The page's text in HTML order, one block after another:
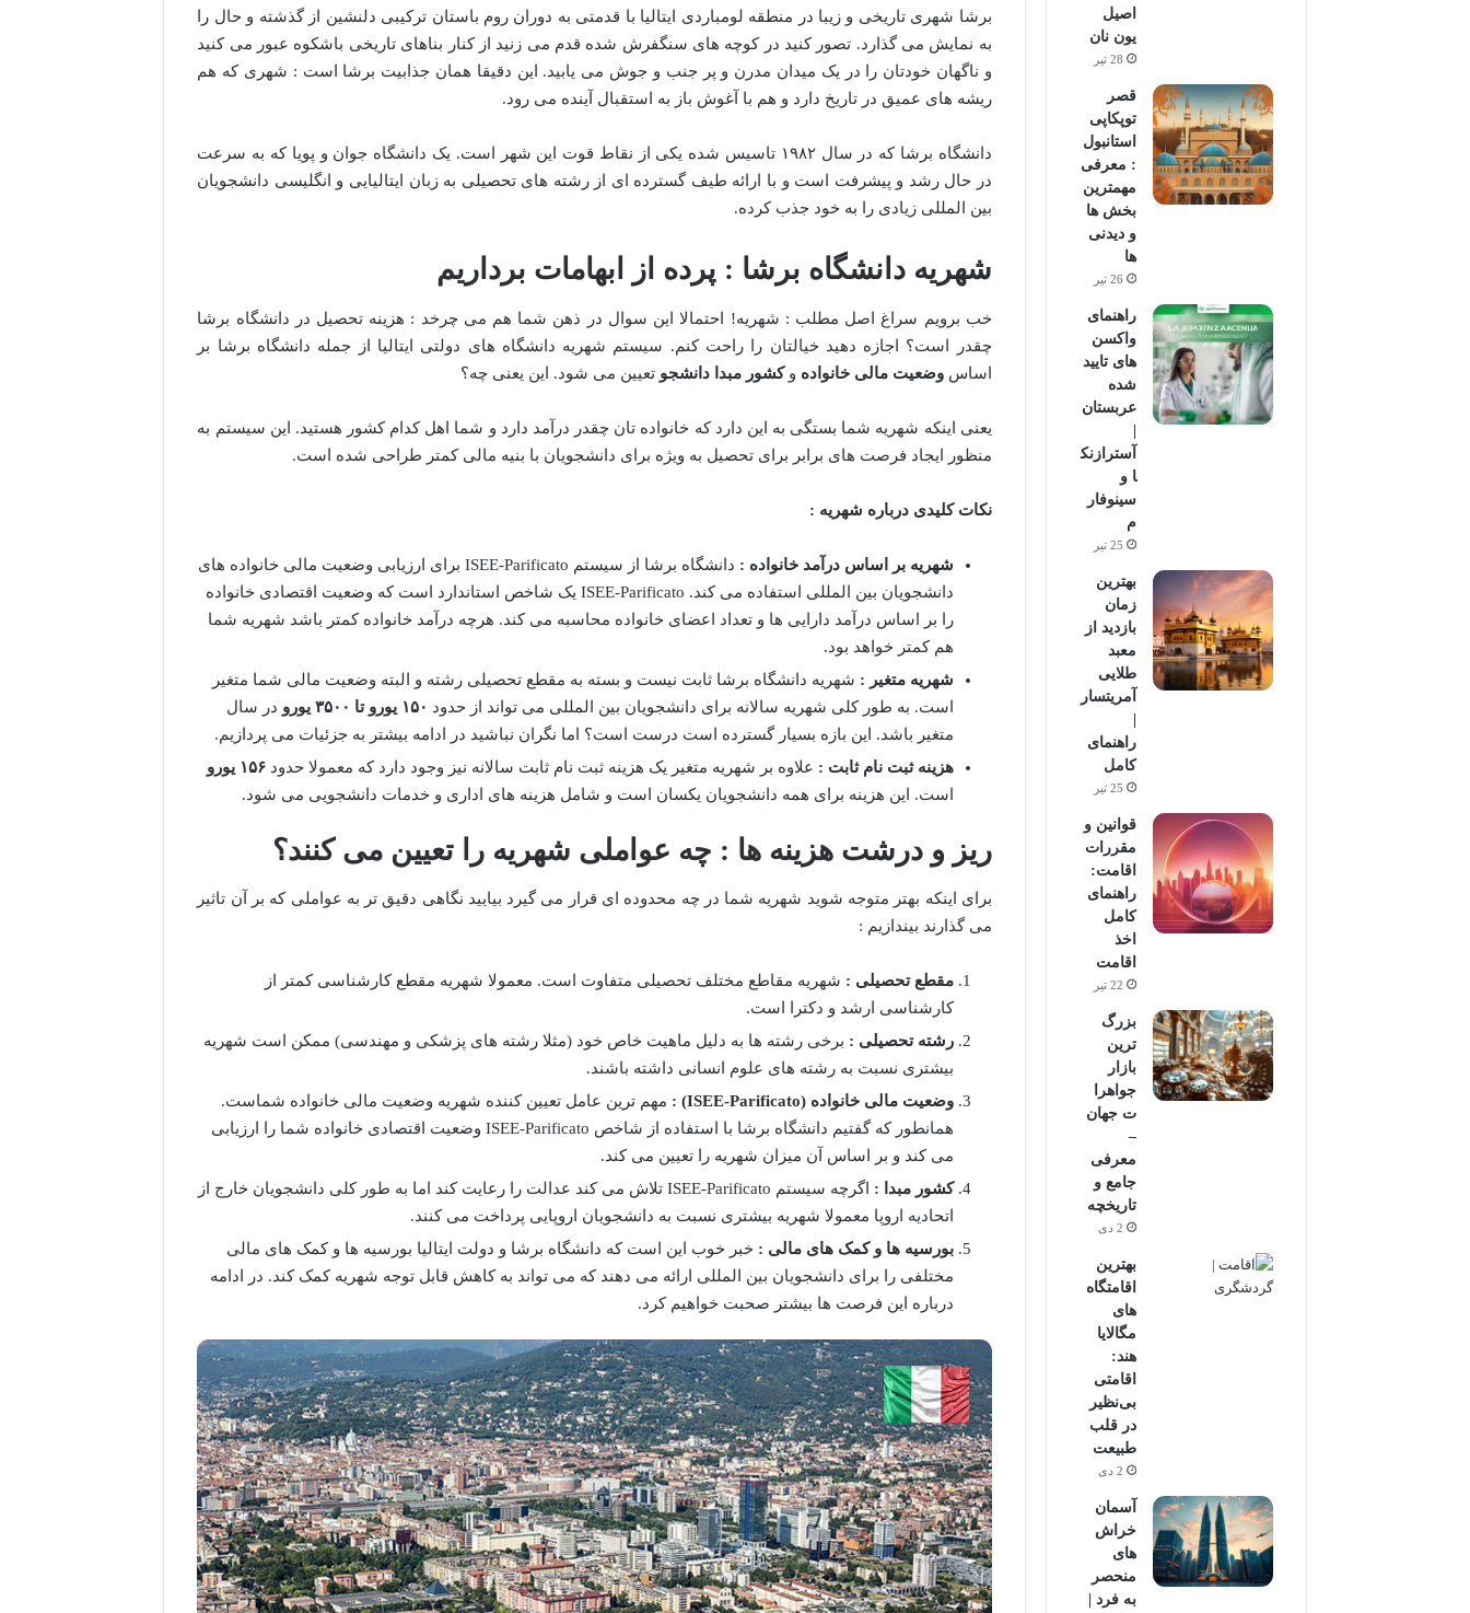
برشا شهری تاریخی و زیبا در منطقه لومباردی ایتالیا با قدمتی به دوران روم باستان ترکیبی دلنشین از گذشته و حال را
به نمایش می گذارد. تصور کنید در کوچه های سنگفرش شده قدم می زنید از کنار بناهای تاریخی باشکوه عبور می کنید
و ناگهان خودتان را در یک میدان مدرن و پر جنب و جوش می یابید. این دقیقا همان جذابیت برشا است : شهری که هم
ریشه های عمیق در تاریخ دارد و هم با آغوش باز به استقبال آینده می رود.
دانشگاه برشا که در سال ۱۹۸۲ تاسیس شده یکی از نقاط قوت این شهر است. یک دانشگاه جوان و پویا که به سرعت
در حال رشد و پیشرفت است و با ارائه طیف گسترده ای از رشته های تحصیلی به زبان ایتالیایی و انگلیسی دانشجویان
بین المللی زیادی را به خود جذب کرده.
شهریه دانشگاه برشا : پرده از ابهامات برداریم
خب برویم سراغ اصل مطلب : شهریه! احتمالا این سوال در ذهن شما هم می چرخد : هزینه تحصیل در دانشگاه برشا
چقدر است؟ اجازه دهید خیالتان را راحت کنم. سیستم شهریه دانشگاه های دولتی ایتالیا از جمله دانشگاه برشا بر
اساسوضعیت مالی خانواده وکشور مبدا دانشجو تعیین می شود. این یعنی چه؟
یعنی اینکه شهریه شما بستگی به این دارد که خانواده تان چقدر درآمد دارد و شما اهل کدام کشور هستید. این سیستم به
منظور ایجاد فرصت های برابر برای تحصیل به ویژه برای دانشجویان با بنیه مالی کمتر طراحی شده است.
نکات کلیدی درباره شهریه :
شهریه بر اساس درآمد خانواده :
دانشگاه برشا از سیستم ISEE-Parificato برای ارزیابی وضعیت مالی خانواده های
دانشجویان بین المللی استفاده می کند. ISEE-Parificato یک شاخص استاندارد است که وضعیت اقتصادی خانواده
را بر اساس درآمد دارایی ها و تعداد اعضای خانواده محاسبه می کند. هرچه درآمد خانواده کمتر باشد شهریه شما
هم کمتر خواهد بود.
شهریه متغیر : شهریه دانشگاه برشا ثابت نیست و بسته به مقطع تحصیلی رشته و البته وضعیت مالی شما متغیر
است. به طور کلی شهریه سالانه برای دانشجویان بین المللی می تواند از حدود ۱۵۰ یورو تا ۳۵۰۰ یورو در سال
متغیر باشد. این بازه بسیار گسترده است درست است؟ اما نگران نباشید در ادامه بیشتر به جزئیات می پردازیم.
هزینه ثبت نام ثابت : علاوه بر شهریه متغیر یک هزینه ثبت نام ثابت سالانه نیز وجود دارد که معمولا حدود۱۵۶ یورو
است. این هزینه برای همه دانشجویان یکسان است و شامل هزینه های اداری و خدمات دانشجویی می شود.
ریز و درشت هزینه ها : چه عواملی شهریه را تعیین می کنند؟
برای اینکه بهتر متوجه شوید شهریه شما در چه محدوده ای قرار می گیرد بیایید نگاهی دقیق تر به عواملی که بر آن تاثیر
می گذارند بیندازیم :
مقطع تحصیلی : شهریه مقاطع مختلف تحصیلی متفاوت است. معمولا شهریه مقطع کارشناسی کمتر از
کارشناسی ارشد و دکترا است.
رشته تحصیلی : برخی رشته ها به دلیل ماهیت خاص خود (مثلا رشته های پزشکی و مهندسی) ممکن است شهریه
بیشتری نسبت به رشته های علوم انسانی داشته باشند.
وضعیت مالی خانواده (ISEE-Parificato)
: مهم ترین عامل تعیین کننده شهریه وضعیت مالی خانواده شماست.
همانطور که گفتیم دانشگاه برشا با استفاده از شاخص ISEE-Parificato وضعیت اقتصادی خانواده شما را ارزیابی
می کند و بر اساس آن میزان شهریه را تعیین می کند.
کشور مبدا :
اگرچه سیستم ISEE-Parificato تلاش می کند عدالت را رعایت کند اما به طور کلی دانشجویان خارج از
اتحادیه اروپا معمولا شهریه بیشتری نسبت به دانشجویان اروپایی پرداخت می کنند.
بورسیه ها و کمک های مالی :خبر خوب این است که دانشگاه برشا و دولت ایتالیا بورسیه ها و کمک های مالی
مختلفی را برای دانشجویان بین المللی ارائه می دهند که می تواند به کاهش قابل توجه شهریه کمک کند. در ادامه
درباره این فرصت ها بیشتر صحبت خواهیم کرد.
اصیل
یون نان
28 تیر
قصر
توپکاپی
استانبول
: معرفی
مهمترین
بخش ها
و دیدنی
ها
26 تیر
راهنمای
واکسن
های تایید
شده
عربستان
آسترازنک
ا و
سینوفار
م
25 تیر
بهترین
زمان
بازدید از
معبد
طلایی
آمریتسار
راهنمای
کامل
25 تیر
قوانین و
مقررات
اقامت:
راهنمای
کامل
اخذ
اقامت
22 تیر
بزرگ
ترین
بازار
جواهرا
ت جهان
–
معرفی
جامع و
تاریخچه
2 دی
بهترین
اقامتگاه‌
های
مگالایا
هند:
اقامتی
بی‌نظیر
در قلب
طبیعت
2 دی
آسمان
خراش
های
منحصر
به فرد |